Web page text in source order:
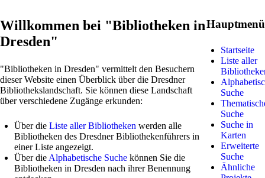
Willkommen bei "Bibliotheken in
Dresden"
"Bibliotheken in Dresden" vermittelt den Besuchern
dieser Website einen Überblick über die Dresdner
Bibliothekslandschaft. Sie können diese Landschaft
über verschiedene Zugänge erkunden:
Über die Liste aller Bibliotheken werden alle
Bibliotheken des Dresdner Bibliothekenführers in
einer Liste angezeigt.
Über die Alphabetische Suche können Sie die
Bibliotheken in Dresden nach ihrer Benennung
Hauptmenü
Startseite
Liste aller
Suche
Suche
Suche in
Karten
Erweiterte
Suche
Ähnliche